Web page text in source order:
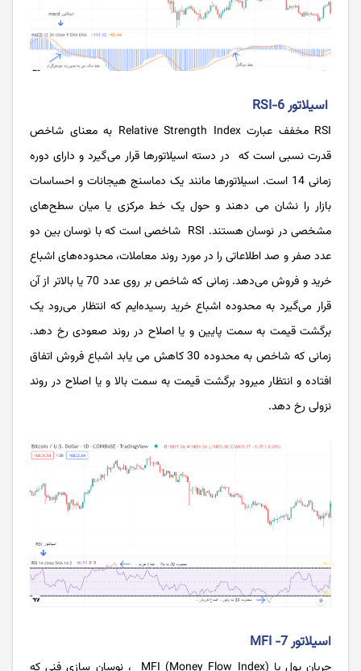
اسیلاتور 6-RSI
RSI مخفف عبارت Relative Strength Index به معنای شاخص
قدرت نسبی است که در دسته اسیلاتورها قرار می‌گیرد و دارای دوره
زمانی 14 است. اسیلاتورها مانند یک دماسنج هیجانات و احساسات
بازار را نشان می ‌دهند و حول یک خط مرکزی یا میان سطح‌های
مشخصی در نوسان هستند. RSI شاخصی است که با نوسان بین دو
عدد صفر و صد اطلاعاتی را در مورد روند معاملات، محدوده‌های اشباع
خرید و فروش می‌دهد. زمانی که شاخص بر روی عدد 70 یا بالاتر از آن
قرار می‌گیرد به محدوده اشباع خرید رسیده‌ایم که انتظار می‌رود یک
برگشت قیمت به سمت پایین و یا اصلاح در روند صعودی رخ دهد.
زمانی که شاخص به محدوده 30 کاهش می‌ یابد اشباع فروش اتفاق
افتاده و انتظار میرود برگشت قیمت به سمت بالا و یا اصلاح در روند
نزولی رخ دهد.
اسیلاتور 7- MFI
جریان پول یا MFI (Money Flow Index) ، نوسان سازی فنی که